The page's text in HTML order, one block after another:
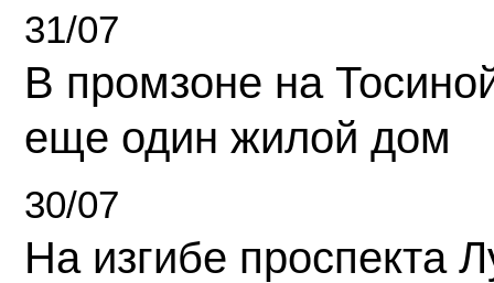
31/07
В промзоне на
еще один жилой дом
30/07
На изгибе проспекта